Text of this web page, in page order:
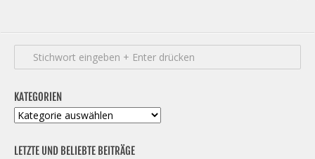
KATEGORIEN
Kategorien
LETZTE UND BELIEBTE BEITRÄGE